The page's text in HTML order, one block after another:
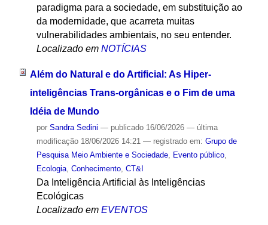
paradigma para a sociedade, em substituição ao
da modernidade, que acarreta muitas
vulnerabilidades ambientais, no seu entender.
Localizado em NOTÍCIAS
Além do Natural e do Artificial: As Hiper-
inteligências Trans-orgânicas e o Fim de uma
Idéia de Mundo
por Sandra Sedini — publicado16/06/2026 — última
modificação18/06/2026 14:21 — registrado em: Grupo de
Pesquisa Meio Ambiente e Sociedade, Evento público,
Ecologia, Conhecimento, CT&I
Da Inteligência Artificial às Inteligências
Ecológicas
Localizado em EVENTOS